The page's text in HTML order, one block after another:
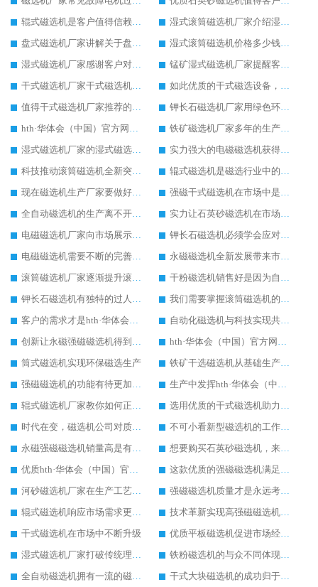
辊式磁选机是客户值得信赖的磁选设备
湿式滚筒磁选机厂家介绍湿式滚筒磁选机性能、特点以及原理
盘式磁选机厂家讲解关于盘式磁选机的原理以及应用
湿式滚筒磁选机价格多少钱，推荐有实力的生产厂家
湿式磁选机厂家感谢客户对湿式磁选机的支持认可
锰矿湿式磁选机厂家提醒客户锰矿湿式磁选机夏季使用注意事项
干式磁选机厂家干式磁选机为市场增添发展活力
如此优质的干式磁选设备，客户不远千里来选购
值得干式磁选机厂家推荐的干式磁选机设备
钾长石磁选机厂家用绿色环保为钾长石磁选机的核心发展
hth·华体会（中国）官方网站-hth.com 厂家始终不忘记努力发展自身
铁矿磁选机厂家多年的生产让铁矿磁选机积累了较多经验
湿式磁选机厂家的湿式磁选机发展逐渐强大
实力强大的电磁磁选机获得市场的认可
科技推动滚筒磁选机全新突破发展
辊式磁选机是磁选行业中的冉冉升起的新星
现在磁选机生产厂家要做好顺应时代的准备
强磁干式磁选机在市场中是无可替代的
全自动磁选机的生产离不开技术创新
实力让石英砂磁选机在市场中发展稳如泰山
电磁磁选机厂家向市场展示电磁磁选机的无穷活力
钾长石磁选机必须学会应对市场压力发展
电磁磁选机需要不断的完善才能成为行业佼佼者
永磁磁选机全新发展带来市场新的活力
滚筒磁选机厂家逐渐提升滚筒磁选机的生产实力
干粉磁选机销售好是因为自身实力强
钾长石磁选机有独特的过人之处
我们需要掌握滚筒磁选机的保养方式
客户的需求才是hth·华体会（中国）官方网站-hth.com 厂家前进的动力
自动化磁选机与科技实现共进步发展
创新让永磁强磁磁选机得到更好地发展
hth·华体会（中国）官方网站-hth.com 成为工业市场中的主力军
筒式磁选机实现环保磁选生产
铁矿干选磁选机从基础生产上拓宽发展空间
强磁磁选机的功能有待更加完善
生产中发挥hth·华体会（中国）官方网站-hth.com 的工作效率
辊式磁选机厂家教你如何正确选购辊式磁选机
选用优质的干式磁选机助力生产更好
时代在变，磁选机公司对质量的要求不变
不可小看新型磁选机的工作实力
永磁强磁磁选机销量高是有迹可循的
想要购买石英砂磁选机，来潍坊远力磁电重工妥妥的
优质hth·华体会（中国）官方网站-hth.com 你值得拥有
这款优质的强磁磁选机满足客户需求
河砂磁选机厂家在生产工艺上的追求
强磁磁选机质量才是永远考虑的重点
辊式磁选机响应市场需求更快发展
技术革新实现高强磁磁选机脱胎换骨
干式磁选机在市场中不断升级
优质平板磁选机促进市场经济增长
湿式磁选机厂家打破传统理念探索新的商机
铁粉磁选机的与众不同体现在细节上
全自动磁选机拥有一流的磁选生产技术
干式大块磁选机的成功归于自身的创新生产